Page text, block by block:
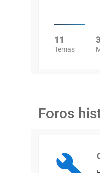
11
Temas
Foros